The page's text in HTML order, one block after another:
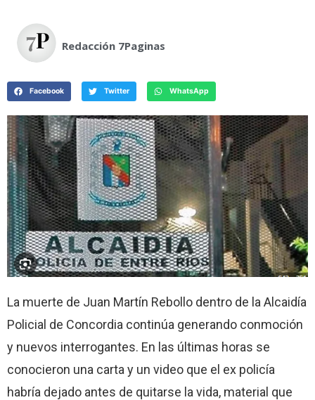
Redacción 7Paginas
Facebook Twitter WhatsApp
La muerte de Juan Martín Rebollo dentro de la Alcaidía
Policial de Concordia continúa generando conmoción
y nuevos interrogantes. En las últimas horas se
conocieron una carta y un video que el ex policía
habría dejado antes de quitarse la vida, material que